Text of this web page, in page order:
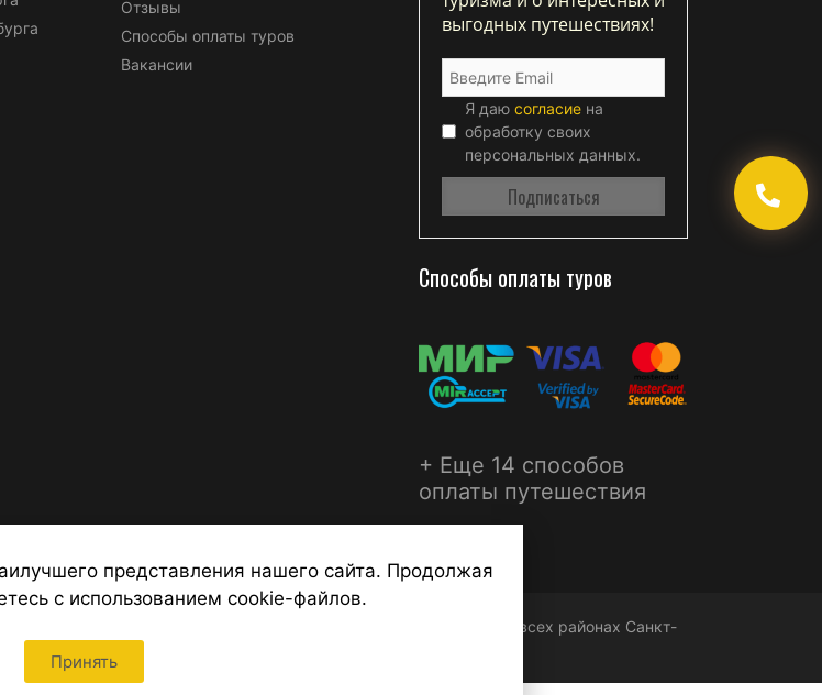
Отзывы
Способы оплаты туров
Вакансии
выгодных путешествиях!
Я даю согласие на
обработку своих
персональных данных.
Способы оплаты туров
+ Еще 14 способов
оплаты путешествия
официальный сайт турфирмы ТУРСФЕРА - турагентства во всех районах Санкт-
представления нашего сайта. Продолжая
с использованием cookie-файлов.
Принять